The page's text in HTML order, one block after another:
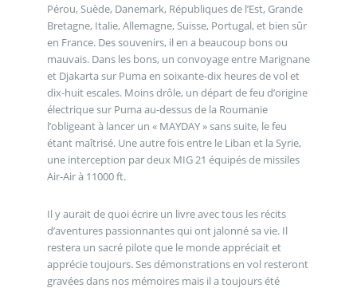
Pérou, Suède, Danemark, Républiques de l’Est, Grande
Bretagne, Italie, Allemagne, Suisse, Portugal, et bien sûr
en France. Des souvenirs, il en a beaucoup bons ou
mauvais. Dans les bons, un convoyage entre Marignane
et Djakarta sur Puma en soixante-dix heures de vol et
dix-huit escales. Moins drôle, un départ de feu d’origine
électrique sur Puma au-dessus de la Roumanie
l’obligeant à lancer un « MAYDAY » sans suite, le feu
étant maîtrisé. Une autre fois entre le Liban et la Syrie,
une interception par deux MIG 21 équipés de missiles
Air-Air à 11000 ft.
Il y aurait de quoi écrire un livre avec tous les récits
d’aventures passionnantes qui ont jalonné sa vie. Il
restera un sacré pilote que le monde appréciait et
apprécie toujours. Ses démonstrations en vol resteront
gravées dans nos mémoires mais il a toujours été